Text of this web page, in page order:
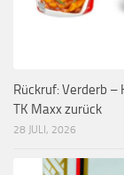
Rückruf: Verderb –
TK Maxx zurück
28 JULI, 2026